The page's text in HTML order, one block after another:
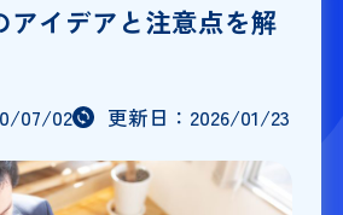
アイデアと注意点を解
07/02 更新日： 2026/01/23